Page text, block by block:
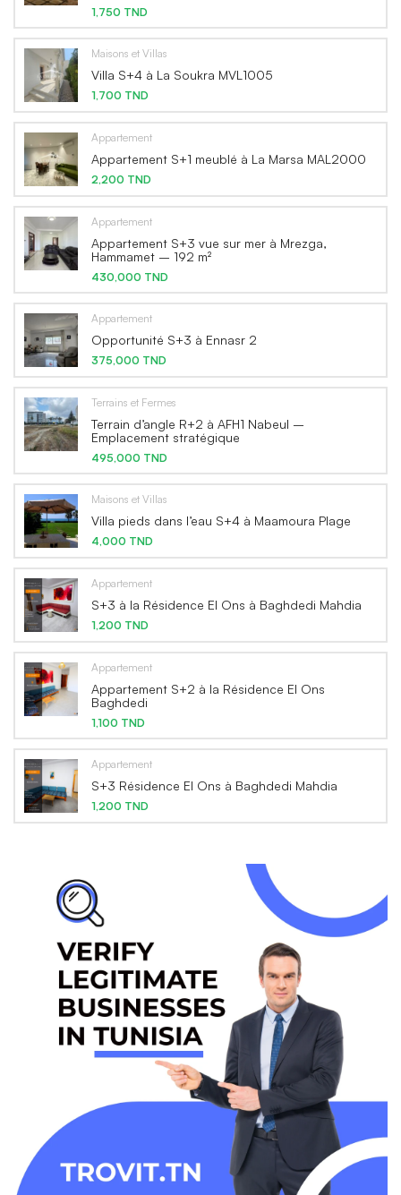
1,750 TND
Maisons et Villas
Villa S+4 à La Soukra MVL1005
1,700 TND
Appartement
Appartement S+1 meublé à La Marsa MAL2000
2,200 TND
Appartement
Appartement S+3 vue sur mer à Mrezga,
Hammamet – 192 m²
430,000 TND
Appartement
Opportunité S+3 à Ennasr 2
375,000 TND
Terrains et Fermes
Terrain d’angle R+2 à AFH1 Nabeul –
Emplacement stratégique
495,000 TND
Maisons et Villas
Villa pieds dans l’eau S+4 à Maamoura Plage
4,000 TND
Appartement
S+3 à la Résidence El Ons à Baghdedi Mahdia
1,200 TND
Appartement
Appartement S+2 à la Résidence El Ons
Baghdedi
1,100 TND
Appartement
S+3 Résidence El Ons à Baghdedi Mahdia
1,200 TND